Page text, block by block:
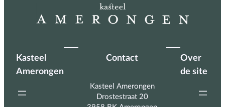
Kasteel
Amerongen
Contact
Kasteel Amerongen
Drostestraat 20
Over
de site